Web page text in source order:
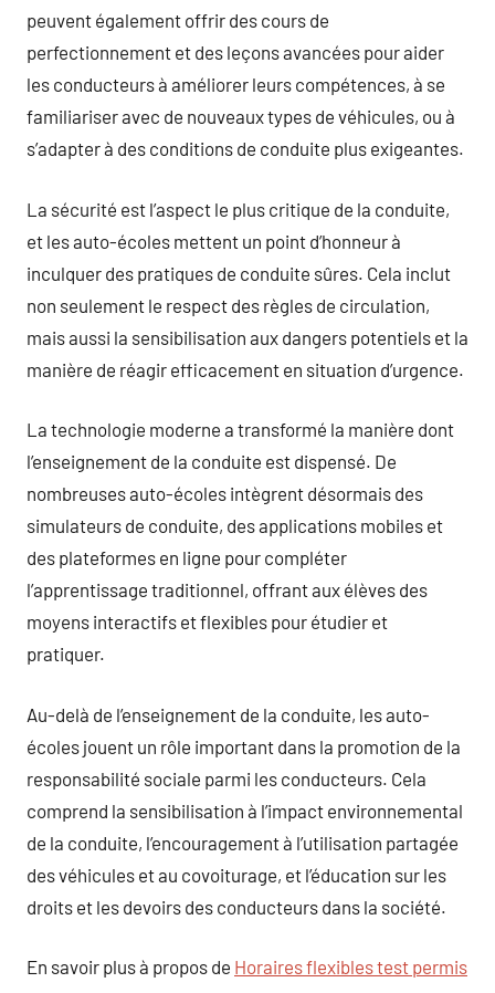
peuvent également offrir des cours de
perfectionnement et des leçons avancées pour aider
les conducteurs à améliorer leurs compétences, à se
familiariser avec de nouveaux types de véhicules, ou à
s’adapter à des conditions de conduite plus exigeantes.
La sécurité est l’aspect le plus critique de la conduite,
et les auto-écoles mettent un point d’honneur à
inculquer des pratiques de conduite sûres. Cela inclut
non seulement le respect des règles de circulation,
mais aussi la sensibilisation aux dangers potentiels et la
manière de réagir efficacement en situation d’urgence.
La technologie moderne a transformé la manière dont
l’enseignement de la conduite est dispensé. De
nombreuses auto-écoles intègrent désormais des
simulateurs de conduite, des applications mobiles et
des plateformes en ligne pour compléter
l’apprentissage traditionnel, offrant aux élèves des
moyens interactifs et flexibles pour étudier et
pratiquer.
Au-delà de l’enseignement de la conduite, les auto-
écoles jouent un rôle important dans la promotion de la
responsabilité sociale parmi les conducteurs. Cela
comprend la sensibilisation à l’impact environnemental
de la conduite, l’encouragement à l’utilisation partagée
des véhicules et au covoiturage, et l’éducation sur les
droits et les devoirs des conducteurs dans la société.
En savoir plus à propos de Horaires flexibles test permis